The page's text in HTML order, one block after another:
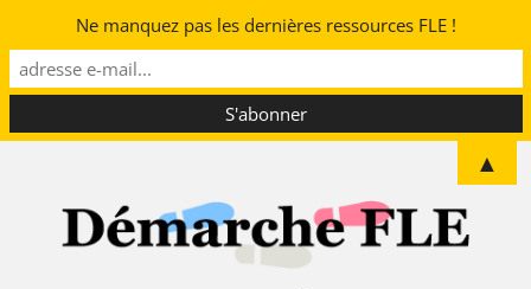
Ne manquez pas les dernières ressources FLE !
▲